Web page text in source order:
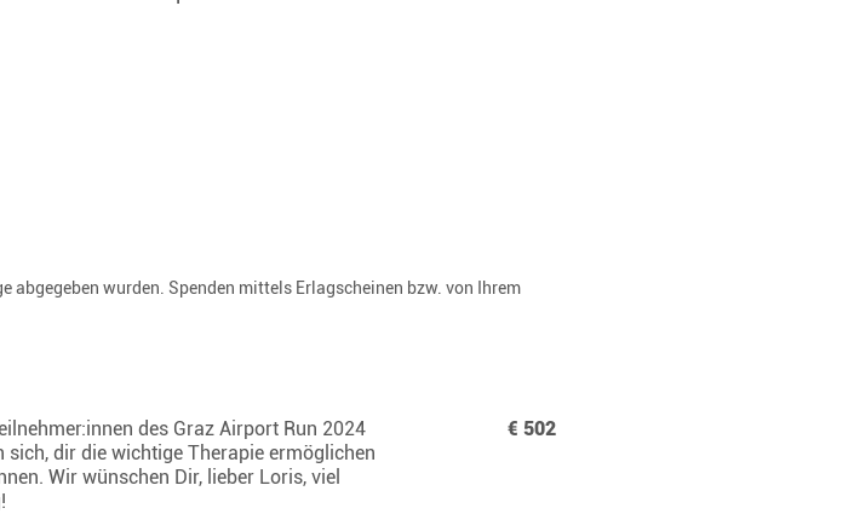
abgegeben wurden. Spenden mittels Erlagscheinen bzw. von Ihrem
€ 502
des Graz Airport Run 2024
sich, dir die wichtige Therapie ermöglichen
Wir wünschen Dir, lieber Loris, viel